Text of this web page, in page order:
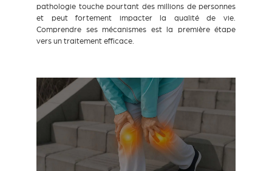
pathologie touche pourtant des millions de personnes
et peut fortement impacter la qualité de vie.
Comprendre ses mécanismes est la première étape
vers un traitement efficace.